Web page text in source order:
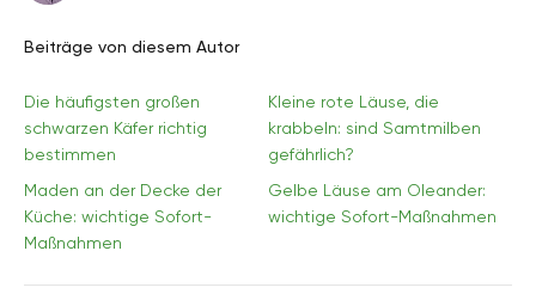
Beiträge von diesem Autor
Die häufigsten großen
schwarzen Käfer richtig
bestimmen
Kleine rote Läuse, die
krabbeln: sind Samtmilben
gefährlich?
Maden an der Decke der
Küche: wichtige Sofort-
Maßnahmen
Gelbe Läuse am Oleander:
wichtige Sofort-Maßnahmen